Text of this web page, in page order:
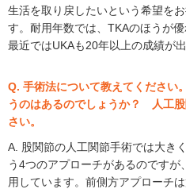
生活を取り戻したいという希望を
す。耐用年数では、TKAのほうが
最近ではUKAも20年以上の成績が出
Q. 手術法について教えてください
うのはあるのでしょうか？ 人工
さい。
A. 股関節の人工関節手術では大き
う4つのアプローチがあるのです
用しています。前側方アプローチ